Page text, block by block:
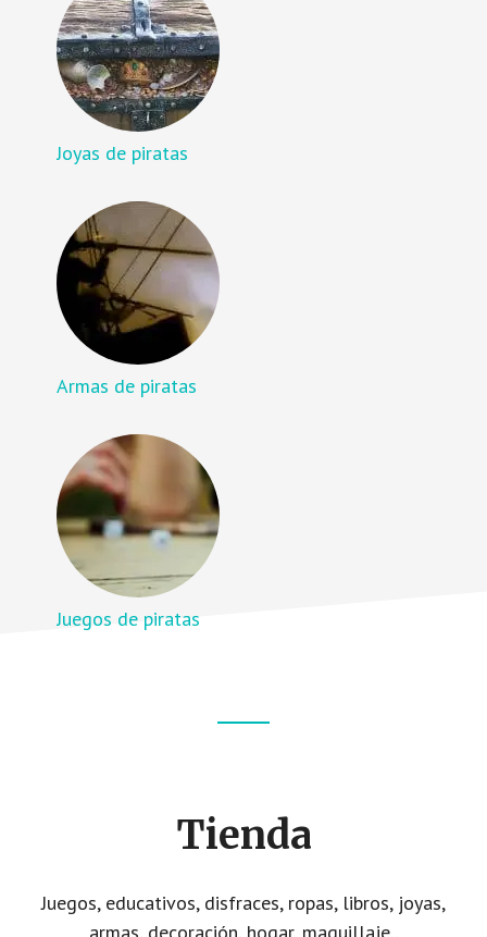
Joyas de piratas
Armas de piratas
Juegos de piratas
Tienda
Juegos, educativos, disfraces, ropas, libros, joyas,